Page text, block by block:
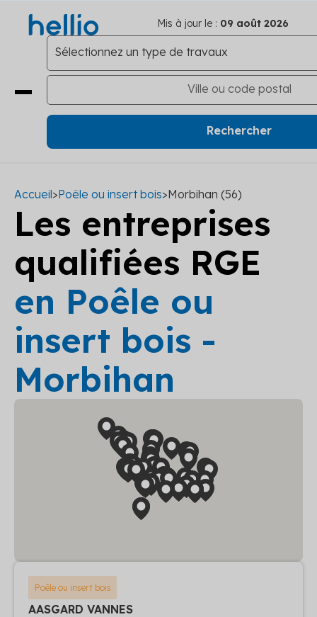
Mis à jour le : 09 août 2026
Accueil>Poêle ou insert bois>Morbihan (56)
Les entreprises
qualifiées RGE
en Poêle ou
insert bois -
Morbihan
Poêle ou insert bois
AASGARD VANNES